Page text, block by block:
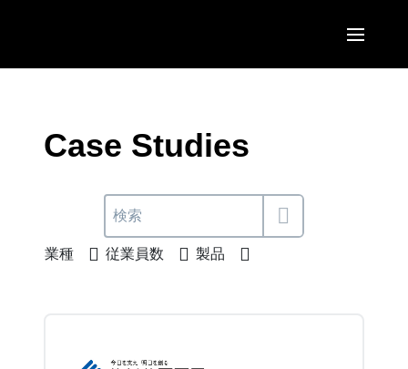
United States (English)
Canada (Français)
México (Español)
EUROPE
France (Français)
Deutschland (Deutsch)
ASIA PACIFIC
Australia (English)
Case Studies
業種 従業員数 製品